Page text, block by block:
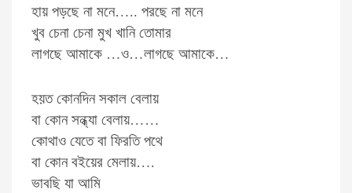
হায় পড়ছে না মনে….. পরছে না মনে
খুব চেনা চেনা মুখ খানি তোমার
লাগছে আমাকে …ও…লাগছে আমাকে…
হয়ত কোনদিন সকাল বেলায়
বা কোন সন্ধ্যা বেলায়……
কোথাও যেতে বা ফিরতি পথে
বা কোন বইয়ের মেলায়….
ভাবছি যা আমি